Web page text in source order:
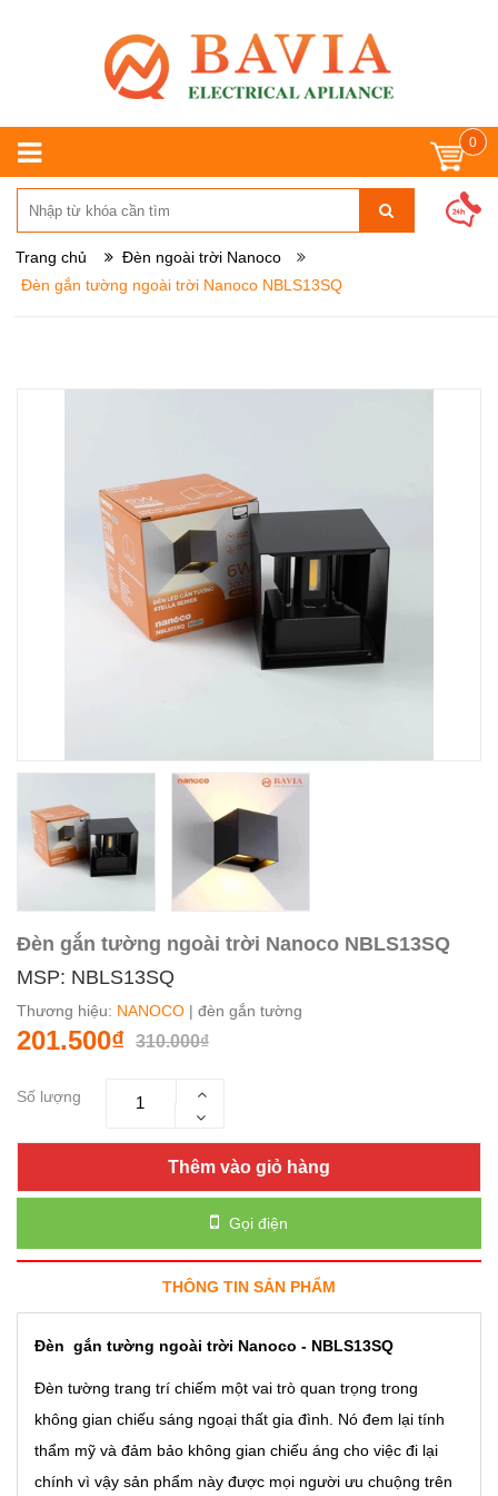
0
Trang chủ
Đèn ngoài trời Nanoco
Đèn gắn tường ngoài trời Nanoco NBLS13SQ
Đèn gắn tường ngoài trời Nanoco NBLS13SQ
MSP: NBLS13SQ
Thương hiệu: NANOCO | đèn gắn tường
201.500₫ 310.000₫
Số lượng
Thêm vào giỏ hàng
Gọi điện
THÔNG TIN SẢN PHẨM
Đèn gắn tường ngoài trời Nanoco - NBLS13SQ
Đèn tường trang trí chiếm một vai trò quan trọng trong
không gian chiếu sáng ngoại thất gia đình. Nó đem lại tính
thẩm mỹ và đảm bảo không gian chiếu áng cho việc đi lại
chính vì vậy sản phẩm này được mọi người ưu chuộng trên